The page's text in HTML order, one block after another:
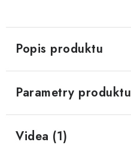
Popis produktu
Parametry produktu
Videa (1)